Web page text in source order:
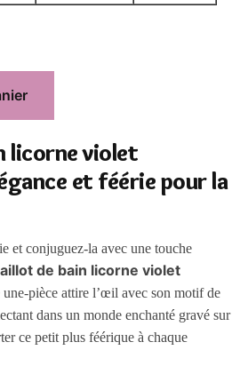
licorne violet
et féérie pour la
et conjuguez-la avec une touche
de bain licorne violet
une-pièce attire l’œil avec son motif de
dans un monde enchanté gravé sur
ce petit plus féérique à chaque